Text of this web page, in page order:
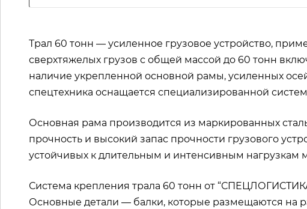
Трал 60 тонн — усиленное грузовое устройство,
сверхтяжелых грузов с общей массой до 60 тонн
наличие укрепленной основной рамы, усиленных
спецтехника оснащается специализированной
Основная рама производится из маркированных
прочность и высокий запас прочности грузового
устойчивых к длительным и интенсивным нагрузкам
Система крепления трала 60 тонн от
Основные детали — балки, которые размещаются на